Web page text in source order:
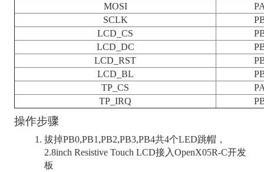
MOSI
SCLK
LCD_CS
LCD_DC
LCD_RST
LCD_BL
TP_CS
TP_IRQ
操作步骤
拔掉PB0,PB1,PB2,PB3,PB4共4个LED跳帽，
2.8inch Resistive Touch LCD接入OpenX05R-C开发
板